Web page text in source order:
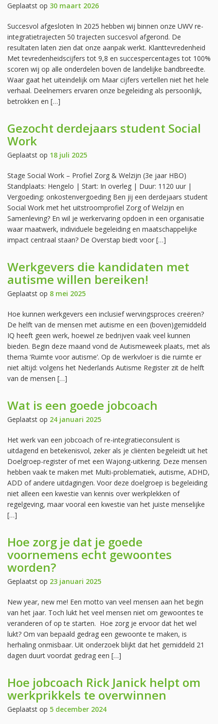
Geplaatst op 30 maart 2026
Succesvol afgesloten In 2025 hebben wij binnen onze UWV re-
integratietrajecten 50 trajecten succesvol afgerond. De
resultaten laten zien dat onze aanpak werkt. Klanttevredenheid
Met tevredenheidscijfers tot 9,8 en succespercentages tot 100%
scoren wij op alle onderdelen boven de landelijke bandbreedte.
Waar gaat het uiteindelijk om Maar cijfers vertellen niet het hele
verhaal. Deelnemers ervaren onze begeleiding als persoonlijk,
betrokken en […]
Gezocht derdejaars student Social
Work
Geplaatst op 18 juli 2025
Stage Social Work – Profiel Zorg & Welzijn (3e jaar HBO)
Standplaats: Hengelo | Start: In overleg | Duur: 1120 uur |
Vergoeding: onkostenvergoeding Ben jij een derdejaars student
Social Work met het uitstroomprofiel Zorg of Welzijn en
Samenleving? En wil je werkervaring opdoen in een organisatie
waar maatwerk, individuele begeleiding en maatschappelijke
impact centraal staan? De Overstap biedt voor […]
Werkgevers die kandidaten met
autisme willen bereiken!
Geplaatst op 8 mei 2025
Hoe kunnen werkgevers een inclusief wervingsproces creëren?
De helft van de mensen met autisme en een (boven)gemiddeld
IQ heeft geen werk, hoewel ze bedrijven vaak veel kunnen
bieden. Begin deze maand vond de Autismeweek plaats, met als
thema ‘Ruimte voor autisme’. Op de werkvloer is die ruimte er
niet altijd: volgens het Nederlands Autisme Register zit de helft
van de mensen […]
Wat is een goede jobcoach
Geplaatst op 24 januari 2025
Het werk van een jobcoach of re-integratieconsulent is
uitdagend en betekenisvol, zeker als je cliënten begeleidt uit het
Doelgroep-register of met een Wajong-uitkering. Deze mensen
hebben vaak te maken met Multi-problematiek, autisme, ADHD,
ADD of andere uitdagingen. Voor deze doelgroep is begeleiding
niet alleen een kwestie van kennis over werkplekken of
regelgeving, maar vooral een kwestie van het juiste menselijke
[…]
Hoe zorg je dat je goede
voornemens echt gewoontes
worden?
Geplaatst op 23 januari 2025
New year, new me! Een motto van veel mensen aan het begin
van het jaar. Toch lukt het veel mensen niet om gewoontes te
veranderen of op te starten. Hoe zorg je ervoor dat het wel
lukt? Om van bepaald gedrag een gewoonte te maken, is
herhaling onmisbaar. Uit onderzoek blijkt dat het gemiddeld 21
dagen duurt voordat gedrag een […]
Hoe jobcoach Rick Janick helpt om
werkprikkels te overwinnen
Geplaatst op 5 december 2024